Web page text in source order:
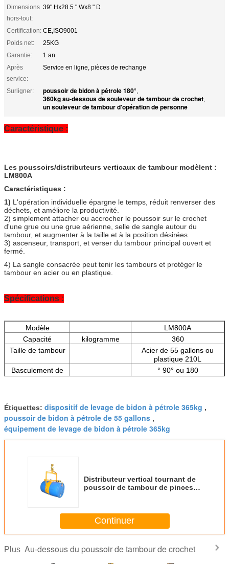
Dimensions
hors-tout:
39" Hx28.5 " Wx8 " D
Certification: CE,ISO9001
Poids net:
25KG
Garantie:
1 an
Après
service:
Service en ligne, pièces de rechange
Surligner: poussoir de bidon à pétrole 180°,
360kg au-dessous de souleveur de tambour de crochet,
un souleveur de tambour d'opération de personne
Caractéristique :
Les poussoirs/distributeurs verticaux de tambour modèlent :
LM800A
Caractéristiques :
1) L'opération individuelle épargne le temps, réduit renverser des
déchets, et améliore la productivité.
2) simplement attacher ou accrocher le poussoir sur le crochet
d'une grue ou une grue aérienne, selle de sangle autour du
tambour, et augmenter à la taille et à la position désirées.
3) ascenseur, transport, et verser du tambour principal ouvert et
fermé.
4) La sangle consacrée peut tenir les tambours et protéger le
tambour en acier ou en plastique.
Spécifications :
Modèle
LM800A
Capacité
kilogramme
360
Taille de tambour
Acier de 55 gallons ou
plastique 210L
Basculement de
l'angle
° 90° ou 180
Poids net kilogramme 25
Étiquettes: dispositif de levage de bidon à pétrole 365kg ,
poussoir de bidon à pétrole de 55 gallons ,
équipement de levage de bidon à pétrole 365kg
Distributeur vertical tournant de
poussoir de tambour de pinces
capacité de charge 360kg de
poussoir de tambour de crochet
Continuer
Plus Au-dessous du poussoir de tambour de crochet